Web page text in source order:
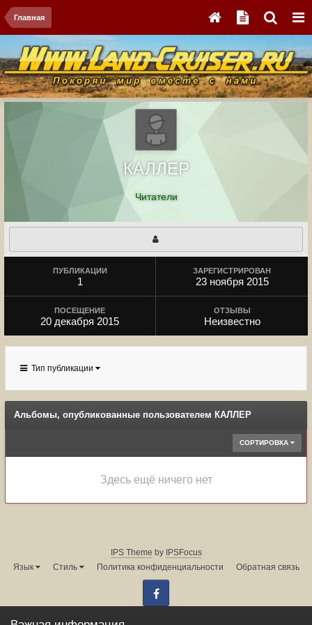
Главная
КАЛЛЕР
Читатели
ПУБЛИКАЦИИ
1
ЗАРЕГИСТРИРОВАН
23 ноября 2015
ПОСЕЩЕНИЕ
20 декабря 2015
ОТЗЫВЫ
Неизвестно
Тип публикации
Альбомы, опубликованные пользователем КАЛЛЕР
СОРТИРОВКА
Здесь ещё ничего нет
IPS Theme by IPSFocus
Язык
Стиль Политика конфиденциальности Обратная связь
Администрация форума: